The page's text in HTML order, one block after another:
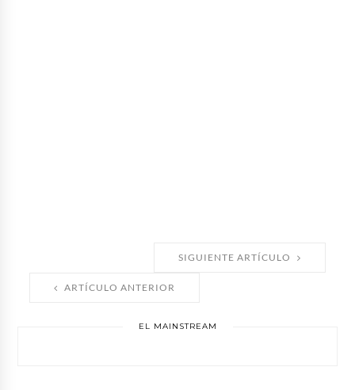
SIGUIENTE ARTÍCULO
ARTÍCULO ANTERIOR
EL MAINSTREAM